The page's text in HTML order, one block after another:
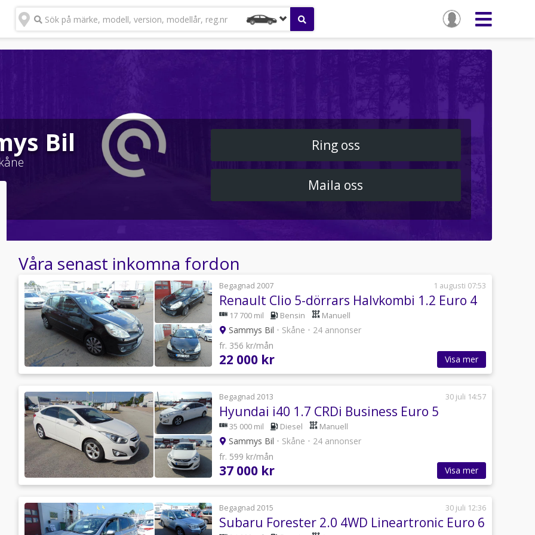
Sök på märke, modell, version, modellår, reg.nr
Bil Ring oss
Maila oss
Våra senast inkomna fordon
Begagnad 2007 1 augusti 07:53
Renault Clio 5-dörrars Halvkombi 1.2 Euro 4
17 700 mil Bensin Manuell
Sammys Bil • Skåne • 24 annonser
fr. 356 kr/mån
22 000 kr Visa mer
Begagnad 2013 30 juli 14:57
Hyundai i40 1.7 CRDi Business Euro 5
35 000 mil Diesel Manuell
Sammys Bil • Skåne • 24 annonser
fr. 599 kr/mån
37 000 kr Visa mer
Begagnad 2015 30 juli 12:36
Subaru Forester 2.0 4WD Lineartronic Euro 6